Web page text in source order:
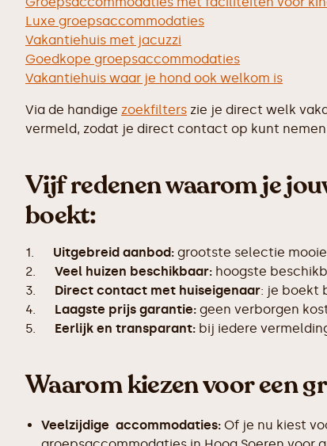
Luxe groepsaccommodaties
Vakantiehuis met jacuzzi
Goedkope groepsaccommodaties
Vakantiehuis waar je hond ook welkom is
Via de handige zoekfilters zie je direct welk
vermeld, zodat je direct contact op kunt
Vijf redenen waarom je
boekt:
1. Uitgebreid aanbod: grootste selectie
2. Veel huizen beschikbaar: hoogste
3. Direct contact met huiseigenaar: je boekt
4. Laagste prijs garantie: geen verborgen
5. Eerlijk en transparant: bij iedere
Waarom kiezen voor een
Veelzijdige accommodaties: Of je nu kiest